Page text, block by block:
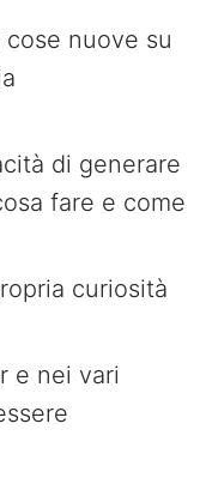
nuove su
di generare
fare e come
curiosità
e nei vari